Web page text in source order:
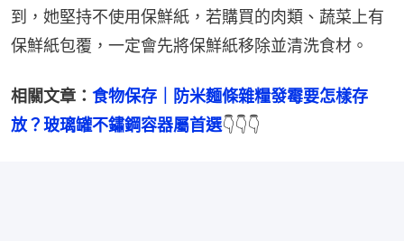
到，她堅持不使用保鮮紙，若購買的肉類、蔬菜上有
保鮮紙包覆，一定會先將保鮮紙移除並清洗食材。
相關文章： 食物保存｜防米麵條雜糧發霉要怎樣存
放？玻璃罐不鏽鋼容器屬首選👇👇👇